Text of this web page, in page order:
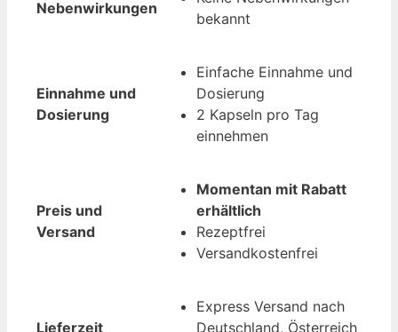
Nebenwirkungen
bekannt
Einnahme und
Dosierung
Einfache Einnahme und
Dosierung
2 Kapseln pro Tag
einnehmen
Preis und
Versand
Momentan mit Rabatt
erhältlich
Rezeptfrei
Versandkostenfrei
Lieferzeit
Express Versand nach
Deutschland, Österreich